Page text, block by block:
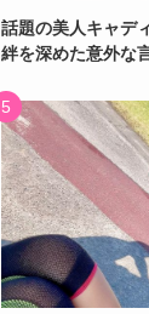
話題の美人キャデ
絆を深めた意外な